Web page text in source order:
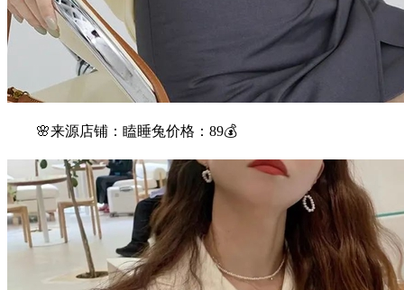
🌸来源店铺：瞌睡兔价格：89💰